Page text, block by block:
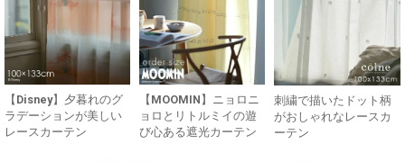
【Disney】夕暮れのグ
ラデーションが美しい
レースカーテン
【MOOMIN】ニョロニ
ョロとリトルミイの遊
び心ある遮光カーテン
刺繍で描いたドット柄
がおしゃれなレースカ
ーテン